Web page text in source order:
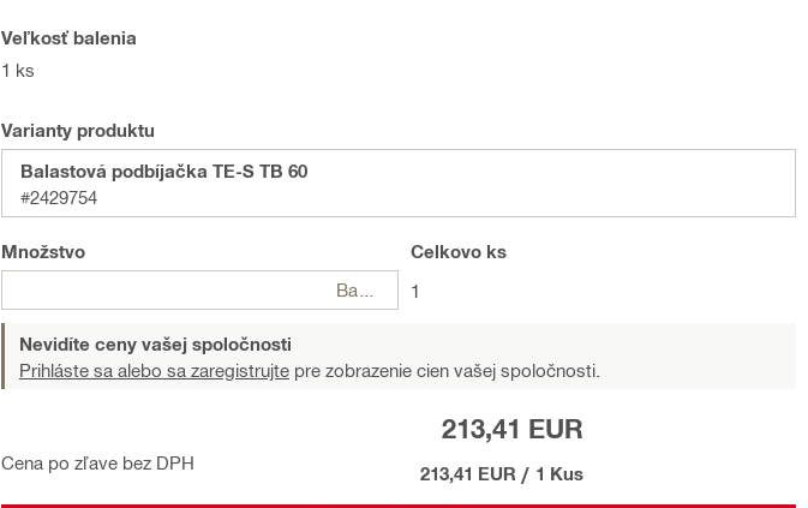
Veľkosť balenia
1 ks
Varianty produktu
Balastová podbíjačka TE-S TB 60
#2429754
Množstvo
Celkovo ks
1
Nevidíte ceny vašej spoločnosti
Prihláste sa alebo sa zaregistrujte pre zobrazenie cien vašej spoločnosti.
Cena po zľave bez DPH
213,41 EUR
213,41 EUR / 1 Kus